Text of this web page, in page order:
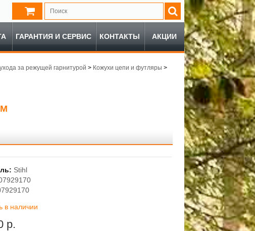
ГАРАНТИЯ И СЕРВИС КОНТАКТЫ АКЦИИ
за режущей гарнитурой > Кожухи цепи и футляры >
Stihl
в наличии
р.